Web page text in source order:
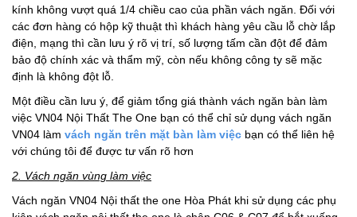
kính không vượt quá 1/4 chiều cao của phần vách ngăn. Đối với
các đơn hàng có hộp kỹ thuật thì khách hàng yêu cầu lỗ chờ lắp
điện, mạng thì cần lưu ý rõ vị trí, số lượng tấm cần đột để đảm
bảo độ chính xác và thẩm mỹ, còn nếu không công ty sẽ mặc
định là không đột lỗ.
Một điều cần lưu ý, để giảm tổng giá thành vách ngăn bàn làm
việc VN04 Nội Thất The One bạn có thể chỉ sử dụng vách ngăn
VN04 làm vách ngăn trên mặt bàn làm việc bạn có thể liên hệ
với chúng tôi để được tư vấn rõ hơn
2. Vách ngăn vùng làm việc
Vách ngăn VN04 Nội thất the one Hòa Phát khi sử dụng các phụ